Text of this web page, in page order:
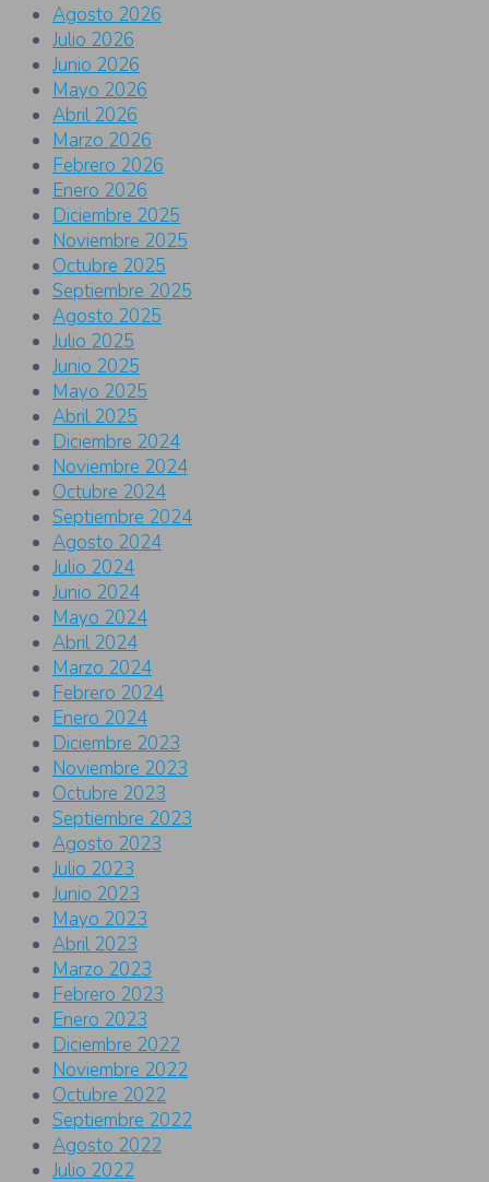
Agosto 2026
Julio 2026
Junio 2026
Mayo 2026
Abril 2026
Marzo 2026
Febrero 2026
Enero 2026
Diciembre 2025
Noviembre 2025
Octubre 2025
Septiembre 2025
Agosto 2025
Julio 2025
Junio 2025
Mayo 2025
Abril 2025
Diciembre 2024
Noviembre 2024
Octubre 2024
Septiembre 2024
Agosto 2024
Julio 2024
Junio 2024
Mayo 2024
Abril 2024
Marzo 2024
Febrero 2024
Enero 2024
Diciembre 2023
Noviembre 2023
Octubre 2023
Septiembre 2023
Agosto 2023
Julio 2023
Junio 2023
Mayo 2023
Abril 2023
Marzo 2023
Febrero 2023
Enero 2023
Diciembre 2022
Noviembre 2022
Octubre 2022
Septiembre 2022
Agosto 2022
Julio 2022